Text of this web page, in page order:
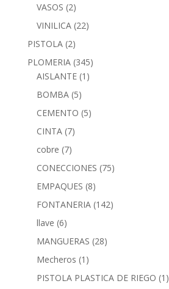
VASOS (2)
VINILICA (22)
PISTOLA (2)
PLOMERIA (345)
AISLANTE (1)
BOMBA (5)
CEMENTO (5)
CINTA (7)
cobre (7)
CONECCIONES (75)
EMPAQUES (8)
FONTANERIA (142)
llave (6)
MANGUERAS (28)
Mecheros (1)
PISTOLA PLASTICA DE RIEGO (1)